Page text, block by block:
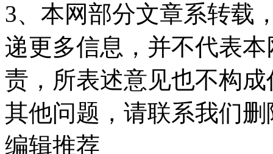
3、本网部分文章系转载
递更多信息，并不代表
责，所表述意见也不构
其他问题，请联系我们
编辑推荐